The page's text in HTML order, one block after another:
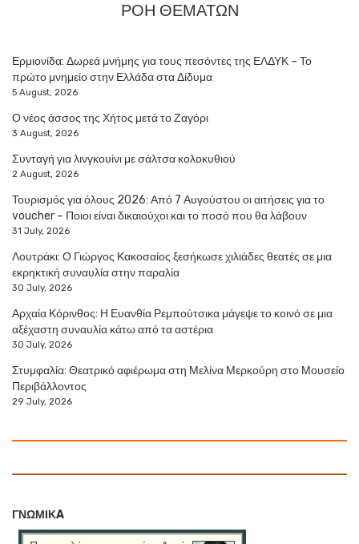
ΡΟΗ ΘΕΜΑΤΩΝ
Ερμιονίδα: Δωρεά μνήμης για τους πεσόντες της ΕΛΔΥΚ – Το
πρώτο μνημείο στην Ελλάδα στα Δίδυμα
5 August, 2026
Ο νέος άσσος της Χήτος μετά το Ζαγόρι
3 August, 2026
Συνταγή για λινγκουίνι με σάλτσα κολοκυθιού
2 August, 2026
Τουρισμός για όλους 2026: Από 7 Αυγούστου οι αιτήσεις για το
voucher – Ποιοι είναι δικαιούχοι και το ποσό που θα λάβουν
31 July, 2026
Λουτράκι: Ο Γιώργος Κακοσαίος ξεσήκωσε χιλιάδες θεατές σε μια
εκρηκτική συναυλία στην παραλία
30 July, 2026
Αρχαία Κόρινθος: Η Ευανθία Ρεμπούτσικα μάγεψε το κοινό σε μια
αξέχαστη συναυλία κάτω από τα αστέρια
30 July, 2026
Στυμφαλία: Θεατρικό αφιέρωμα στη Μελίνα Μερκούρη στο Μουσείο
Περιβάλλοντος
29 July, 2026
ΓΝΩΜΙΚA